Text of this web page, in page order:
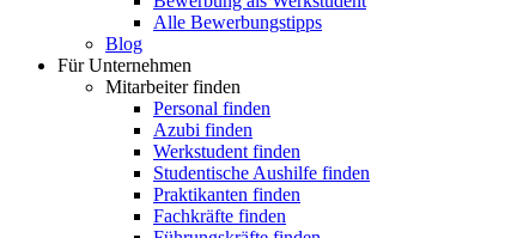
Alle Bewerbungstipps
Blog
Für Unternehmen
Mitarbeiter finden
Personal finden
Azubi finden
Werkstudent finden
Studentische Aushilfe finden
Praktikanten finden
Fachkräfte finden